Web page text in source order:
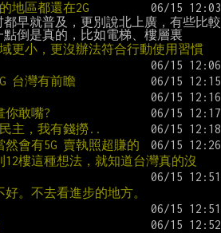
地區都還在2G
都早就普及，更別說北上廣，有些比較
更小，更沒辦法符合行動使用習慣
台灣有前瞻
敢嘴?
主，我有錢撈..
會有5G 賣執照超賺的
樓這種想法，就知道台灣真的沒
。不去看進步的地方。